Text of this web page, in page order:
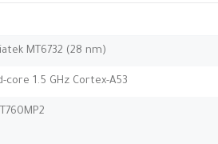
MT6732 (28 nm)
core 1.5 GHz Cortex-A53